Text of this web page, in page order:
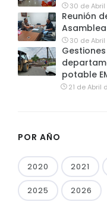
30 de
Reunión
30 de
potable
21 de Abril
POR AÑO
2020 2021
2025 2026